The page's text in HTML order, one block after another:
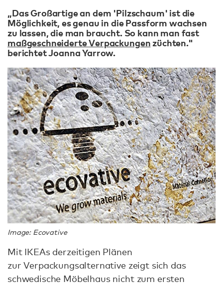
„Das Großartige an dem 'Pilzschaum' ist die
Möglichkeit, es genau in die Passform wachsen
zu lassen, die man braucht. So kann man fast
maßgeschneiderte Verpackungenzüchten."
berichtet Joanna Yarrow.
Image: Ecovative
Mit IKEAs derzeitigen Plänen
zur Verpackungsalternative zeigt sich das
schwedische Möbelhaus nicht zum ersten